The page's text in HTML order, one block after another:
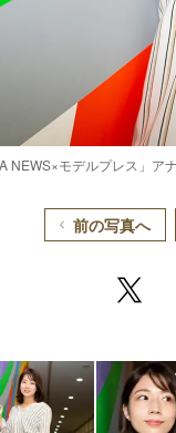
NEWS×モデルプレス」ア
前の写真へ